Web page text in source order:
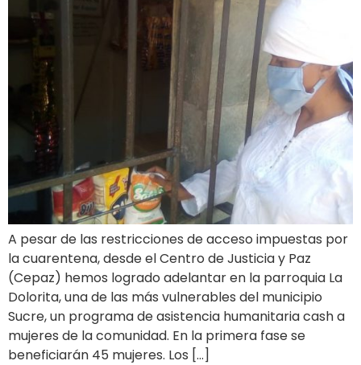
A pesar de las restricciones de acceso impuestas por
la cuarentena, desde el Centro de Justicia y Paz
(Cepaz) hemos logrado adelantar en la parroquia La
Dolorita, una de las más vulnerables del municipio
Sucre, un programa de asistencia humanitaria cash a
mujeres de la comunidad. En la primera fase se
beneficiarán 45 mujeres. Los […]